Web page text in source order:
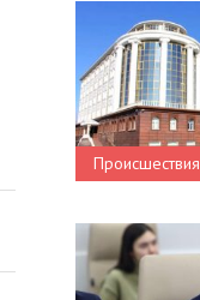
Происшествия